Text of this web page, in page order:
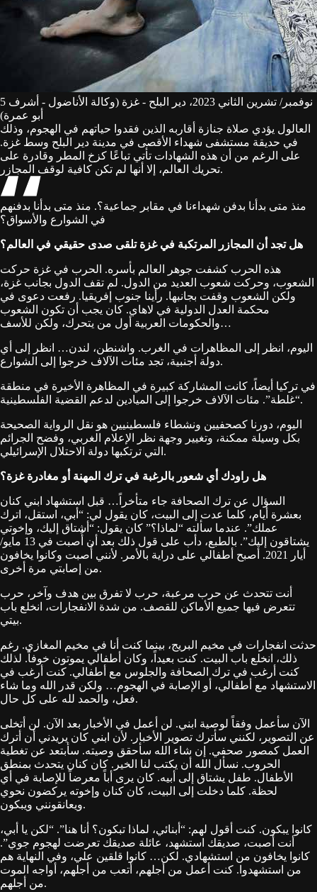
5 نوفمبر/ تشرين الثاني 2023، دير البلح - غزة (وكالة الأناضول - أشرف
أبو عمرة)
العالول يؤدي صلاة جنازة أقاربه الذين فقدوا حياتهم في الهجوم، وذلك
في حديقة مستشفى شهداء الأقصى في مدينة دير البلح وسط غزة.
على الرغم من أن هذه الشهادات تأتي تباعًا كزخ المطر وقادرة على
تحريك العالم، إلا أنها لم تكن كافية لوقف المجازر.
منذ متى بدأنا بدفن شهداءنا في مقابر جماعية؟. منذ متى بدأنا بدفنهم
في الشوارع والأسواق؟
هل تجد أن المجازر المرتكبة في غزة تلقى صدى حقيقي في العالم؟
هذه الحرب كشفت جوهر العالم بأسره. الحرب في غزة حركت
الشعوب، وحركت شعوب العديد من الدول. لم تقف الدول بجانب غزة،
ولكن الشعوب وقفت بجانبها. رأينا جنوب إفريقيا. رفعت دعوى في
محكمة العدل الدولية في لاهاي. كان يجب أن تكون الشعوب
والحكومات العربية أول من يتحرك، ولكن للأسف…
اليوم، انظر إلى المظاهرات في الغرب. واشنطن، لندن… انظر إلى أي
دولة أجنبية، تجد مئات الآلاف خرجوا إلى الشوارع.
في تركيا أيضاً، كانت المشاركة كبيرة في المظاهرة الأخيرة في منطقة
“غلطة”. مئات الآلاف خرجوا إلى الميادين لدعم القضية الفلسطينية.
اليوم، دورنا كصحفيين ونشطاء فلسطينيين هو نقل الرواية الصحيحة
بكل وسيلة ممكنة، وتغيير وجهة نظر الإعلام الغربي، وفضح الجرائم
التي ترتكبها دولة الاحتلال الإسرائيلي.
هل راودك أي شعور بالرغبة في ترك المهنة أو مغادرة غزة؟
السؤال عن ترك الصحافة جاء متأخراً… قبل استشهاد ابني كنان
بعشرة أيام، كلما عدت إلى البيت، كان يقول لي: “أبي، استقل، اترك
عملك”. عندما سألته “لماذا؟” كان يقول: “أشتاق إليك، وإخوتي
يشتاقون إليك”. بالطبع، دأب على قول ذلك بعد أن أُصبت في 13 مايو/
أيار 2021. أصبح أطفالي على دراية بالأمر. لأنني أُصبت وكانوا يخافون
من إصابتي مرة أخرى.
أنت تتحدث عن حرب مرعبة، حرب لا تفرق بين هدف وآخر، حرب
تتعرض فيها جميع الأماكن للقصف. من شدة الانفجارات، انخلع باب
بيتي.
حدثت انفجارات في مخيم البريج، بينما كنت أنا في مخيم المغازي. رغم
ذلك، انخلع باب البيت. كنت بعيداً، وكان أطفالي يموتون خوفاً. لذلك
كنت أرغب في ترك الصحافة والجلوس مع أطفالي. كنت أرغب في
الاستشهاد مع أطفالي، أو الإصابة في الهجوم… ولكن قدر الله وما شاء
فعل، والحمد لله على كل حال.
الآن سأعمل وفقاً لوصية ابني. لن أعمل في الأخبار بعد الآن. لن أتخلى
عن التصوير، لكنني سأترك تصوير الأخبار. لأن ابني كان يريدني أن أترك
العمل كمصور صحفي. إن شاء الله سأحقق وصيته. سأبتعد عن تغطية
الحروب. نسأل الله أن يكتب لنا الخير. كان كنان يتحدث بمنطق
الأطفال. طفل يشتاق إلى أبيه. كان يرى أباً معرضاً للإصابة في أي
لحظة. كلما دخلت إلى البيت، كان كنان وإخوته يركضون نحوي
ويعانقونني ويبكون.
كانوا يبكون. كنت أقول لهم: “أبنائي، لماذا تبكون؟ أنا هنا”. “لكن يا أبي،
أنت أصبت، صديقك استشهد، عائلة صديقك تعرضت لهجوم جوي”.
كانوا يخافون من استشهادي. لكن… كانوا قلقين علي، وفي النهاية هم
من استشهدوا. كنت أعمل من أجلهم، أتعب من أجلهم، أواجه الموت
من أجلهم.